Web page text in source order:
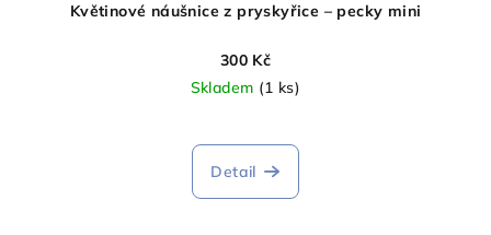
Květinové náušnice z pryskyřice – pecky mini
300 Kč
Skladem (1 ks)
Detail